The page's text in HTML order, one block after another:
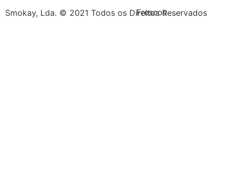
Frescos
Smokay, Lda. © 2021 Todos os Direitos Reservados